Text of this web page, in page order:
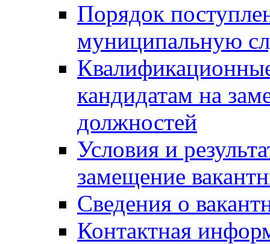
Порядок
муниципальную
кандидатам на
должностей
Условия и
замещение
Сведения о
Контактная